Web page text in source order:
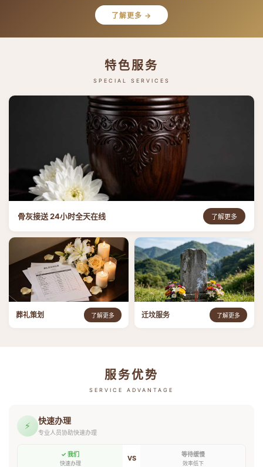
了解更多 →
特色服务
SPECIAL SERVICES
骨灰接送 24小时全天在线 了解更多
葬礼策划 了解更多 迁坟服务 了解更多
服务优势
SERVICE ADVANTAGE
⚡ 快速办理
专业人员协助快速办理
✓ 我们
快速办理
VS 等待缓慢
效率低下